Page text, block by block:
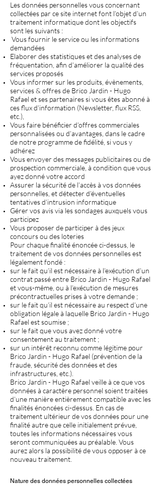
Les données personnelles vous concernant
collectées par ce site internet font l’objet d’un
traitement informatique dont les objectifs
sont les suivants :
Vous fournir le service ou les informations
demandées
Elaborer des statistiques et des analyses de
fréquentation, afin d’améliorer la qualité des
services proposés
Vous informer sur les produits, évènements,
services & offres de Brico Jardin - Hugo
Rafael et ses partenaires si vous êtes abonné à
ces flux d’information (Newsletter, flux RSS,
etc.),
Vous faire bénéficier d’offres commerciales
personnalisées ou d’avantages, dans le cadre
de notre programme de fidélité, si vous y
adhérez
Vous envoyer des messages publicitaires ou de
prospection commerciale, à condition que vous
ayez donné votre accord
Assurer la sécurité de l’accès à vos données
personnelles, et détecter d’éventuelles
tentatives d’intrusion informatique
Gérer vos avis via les sondages auxquels vous
participez
Vous proposer de participer à des jeux
concours ou des loteries
Pour chaque finalité énoncée ci-dessus, le
traitement de vos données personnelles est
légalement fondé :
sur le fait qu’il est nécessaire à l’exécution d’un
contrat passé entre Brico Jardin - Hugo Rafael
et vous-même, ou à l’exécution de mesures
précontractuelles prises à votre demande ;
sur le fait qu’il est nécessaire au respect d’une
obligation légale à laquelle Brico Jardin - Hugo
Rafael est soumise ;
sur le fait que vous avez donné votre
consentement au traitement ;
sur un intérêt reconnu comme légitime pour
Brico Jardin - Hugo Rafael (prévention de la
fraude, sécurité des données et des
infrastructures, etc.).
Brico Jardin - Hugo Rafael veille à ce que vos
données à caractère personnel soient traitées
d’une manière entièrement compatible avec les
finalités énoncées ci-dessus. En cas de
traitement ultérieur de vos données pour une
finalité autre que celle initialement prévue,
toutes les informations nécessaires vous
seront communiquées au préalable. Vous
aurez alors la possibilité de vous opposer à ce
nouveau traitement.
Nature des données personnelles collectées